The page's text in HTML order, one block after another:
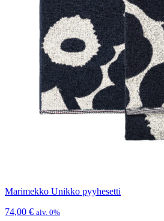
Marimekko Unikko pyyhesetti
74,00 € alv. 0%